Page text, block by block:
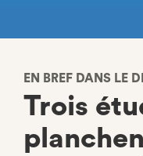
EN BREF DANS LE
Trois